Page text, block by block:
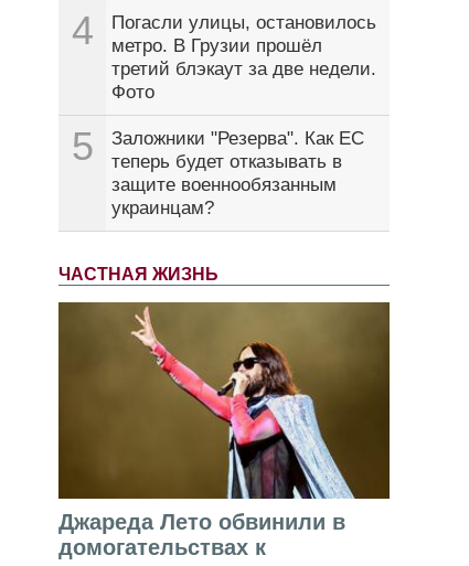
4
Погасли улицы, остановилось
метро. В Грузии прошёл
третий блэкаут за две недели.
Фото
5
Заложники "Резерва". Как ЕС
теперь будет отказывать в
защите военнообязанным
украинцам?
ЧАСТНАЯ ЖИЗНЬ
Джареда Лето обвинили в
домогательствах к